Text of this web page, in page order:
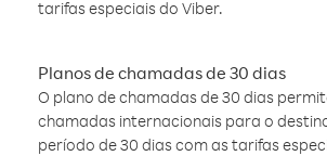
tarifas especiais do Viber.
Planos de chamadas de 30 dias
O plano de chamadas de 30 dias
chamadas internacionais para o
período de 30 dias com as tarifas